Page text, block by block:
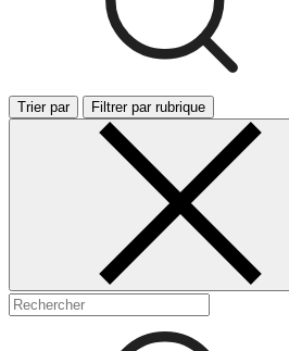
Trier par Filtrer par rubrique